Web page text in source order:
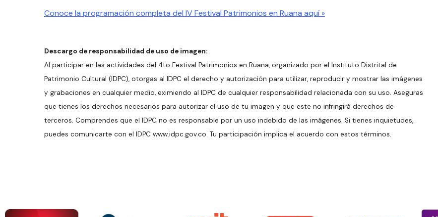
Conoce la programación completa del IV Festival Patrimonios en Ruana aquí »
Descargo de responsabilidad de uso de imagen:
Al participar en las actividades del 4to Festival Patrimonios en Ruana, organizado por el Instituto Distrital de
Patrimonio Cultural (IDPC), otorgas al IDPC el derecho y autorización para utilizar, reproducir y mostrar las imágenes
y grabaciones en cualquier medio, eximiendo al IDPC de cualquier responsabilidad relacionada con su uso. Aseguras
que tienes los derechos necesarios para autorizar el uso de tu imagen y que este no infringirá derechos de
terceros. Comprendes que el IDPC no es responsable por un uso indebido de las imágenes. Si tienes inquietudes,
puedes comunicarte con el IDPC www.idpc.gov.co. Tu participación implica el acuerdo con estos términos.